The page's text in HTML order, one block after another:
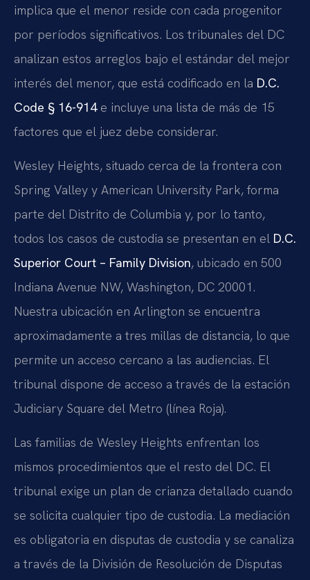
implica que el menor reside con cada progenitor
por períodos significativos. Los tribunales del DC
analizan estos arreglos bajo el estándar del mejor
interés del menor, que está codificado en la D.C.
Code § 16-914e incluye una lista de más de 15
factores que el juez debe considerar.
Wesley Heights, situado cerca de la frontera con
Spring Valley y American University Park, forma
parte del Distrito de Columbia y, por lo tanto,
todos los casos de custodia se presentan en el D.C.
Superior Court – Family Division, ubicado en 500
Indiana Avenue NW, Washington, DC 20001.
Nuestra ubicación en Arlington se encuentra
aproximadamente a tres millas de distancia, lo que
permite un acceso cercano a las audiencias. El
tribunal dispone de acceso a través de la estación
Judiciary Square del Metro (línea Roja).
Las familias de Wesley Heights enfrentan los
mismos procedimientos que el resto del DC. El
tribunal exige un plan de crianza detallado cuando
se solicita cualquier tipo de custodia. La mediación
es obligatoria en disputas de custodia y se canaliza
a través de la División de Resolución de Disputas